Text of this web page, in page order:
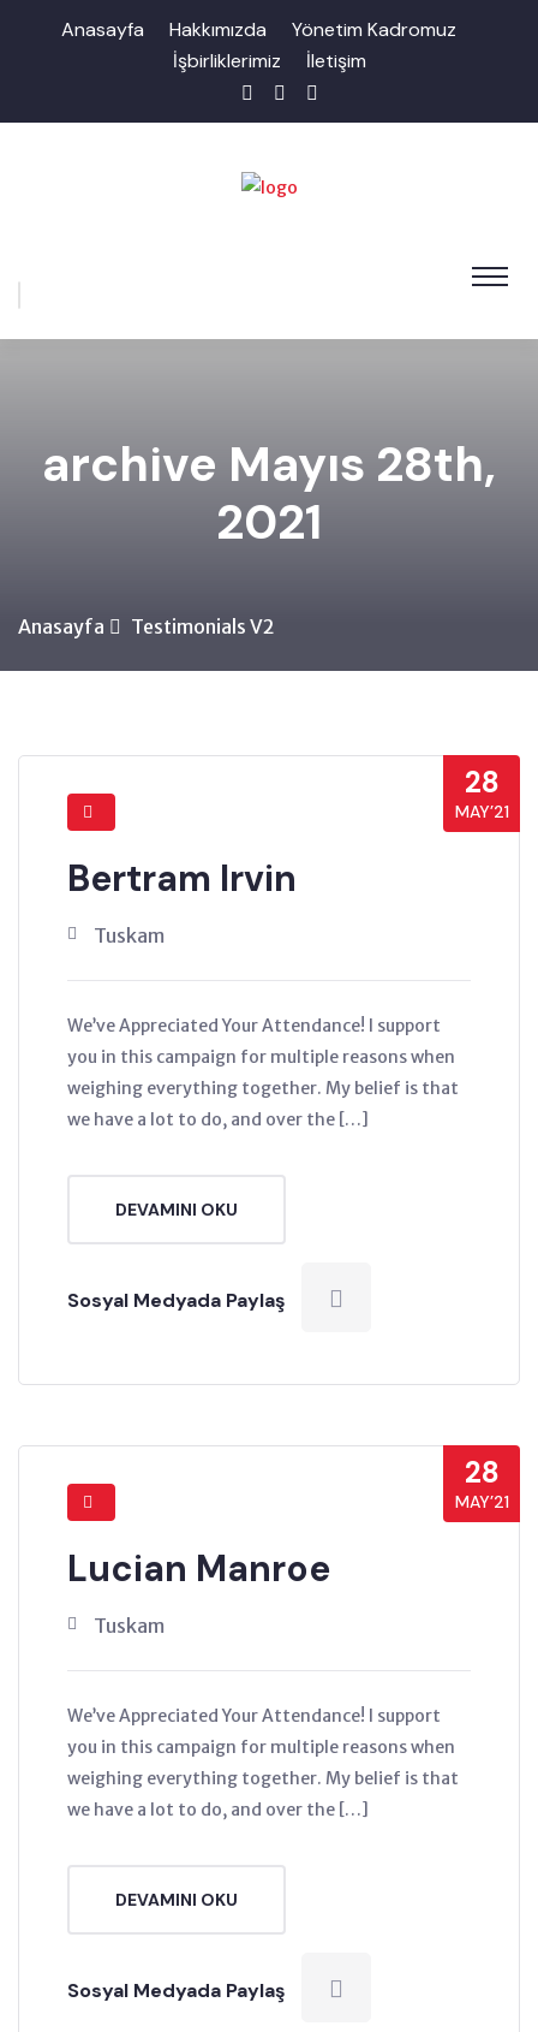
Anasayfa Hakkımızda
Yönetim Kadromuz
İşbirliklerimiz
İletişim
archive Mayıs 28th,
2021
Anasayfa Testimonials V2
28
MAY’21
Bertram Irvin
Tuskam
We’ve Appreciated Your Attendance! I support
you in this campaign for multiple reasons when
weighing everything together. My belief is that
we have a lot to do, and over the […]
DEVAMINI OKU
Sosyal Medyada Paylaş
28
MAY’21
Lucian Manroe
Tuskam
We’ve Appreciated Your Attendance! I support
you in this campaign for multiple reasons when
weighing everything together. My belief is that
we have a lot to do, and over the […]
DEVAMINI OKU
Sosyal Medyada Paylaş